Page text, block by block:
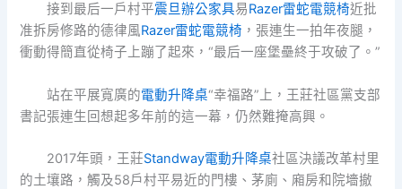
接到最后一戶村平震旦辦公家具易Razer雷蛇電競椅近批
准拆房修路的德律風Razer雷蛇電競椅 ，張連生一拍年夜腿，
衝動得簡直從椅子上蹦了起來，“最后一座堡壘終于攻破了。”
站在平展寬廣的電動升降桌“幸福路”上，王莊社區黨支部
書記張連生回想起多年前的這一幕，仍然難掩高興。
2017年頭，王莊Standway電動升降桌社區決議改革村里
的土壤路，觸及58戶村平易近的門樓、茅廁、廂房和院墻撤